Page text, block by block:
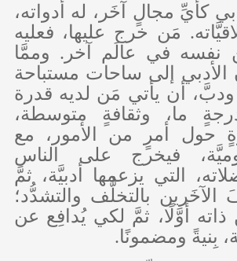
كأيِّ مجالٍ آخَر، له أدواته،
مَن خرج عليها، فعليه
نفسه في عالَم آخر. وممَّا
الأدبي إلى ساحات مستباحة
أن يأتي مَن لديه قدرة
ما، وثقافةٍ متوسطة،
حول أمرٍ من الأمور، مع
فيخرج على الناس
التي يزعمها أدبيَّة، ثمَّ
الآخَرين بالتخلُّف والتشدُّد؛
أوَّلًا، ثمَّ لكي يُدافِع عن
بِنيةً ومضمونًا.